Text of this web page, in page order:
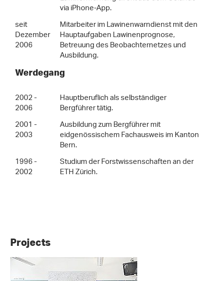
via iPhone-App.
seit
Dezember
2006
Mitarbeiter im Lawinenwarndienst mit den
Hauptaufgaben Lawinenprognose,
Betreuung des Beobachternetzes und
Ausbildung.
Werdegang
2002 -
2006
Hauptberuflich als selbständiger
Bergführer tätig.
2001 -
2003
Ausbildung zum Bergführer mit
eidgenössischem Fachausweis im Kanton
Bern.
1996 -
2002
Studium der Forstwissenschaften an der
ETH Zürich.
Projects